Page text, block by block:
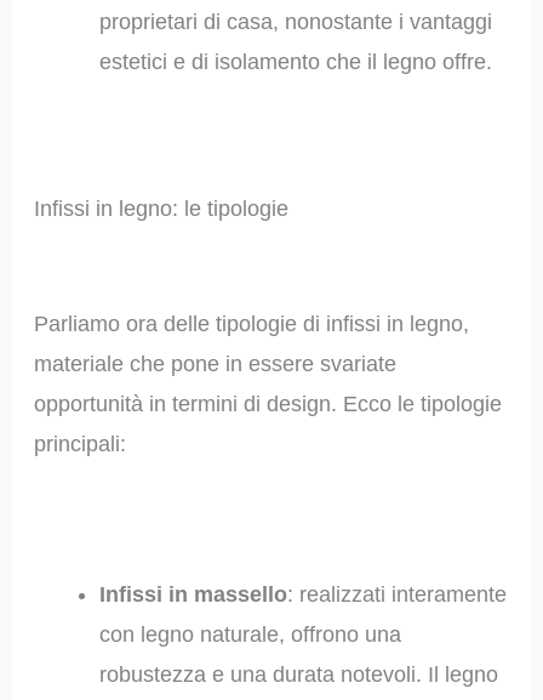
proprietari di casa, nonostante i vantaggi
estetici e di isolamento che il legno offre.
Infissi in legno: le tipologie
Parliamo ora delle tipologie di infissi in legno,
materiale che pone in essere svariate
opportunità in termini di design. Ecco le tipologie
principali:
Infissi in massello: realizzati interamente
con legno naturale, offrono una
robustezza e una durata notevoli. Il legno